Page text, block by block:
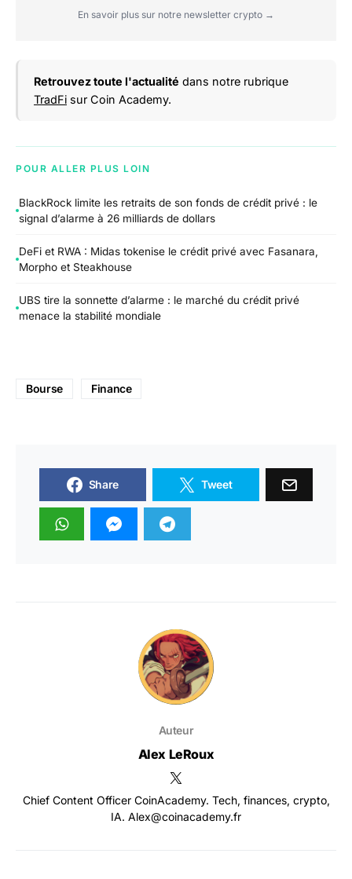
En savoir plus sur notre newsletter crypto →
Retrouvez toute l'actualité dans notre rubrique
TradFi sur Coin Academy.
POUR ALLER PLUS LOIN
BlackRock limite les retraits de son fonds de crédit privé : le
signal d’alarme à 26 milliards de dollars
DeFi et RWA : Midas tokenise le crédit privé avec Fasanara,
Morpho et Steakhouse
UBS tire la sonnette d’alarme : le marché du crédit privé
menace la stabilité mondiale
Bourse Finance
Share Tweet
Auteur
Alex LeRoux
Chief Content Officer CoinAcademy. Tech, finances, crypto,
IA. Alex@coinacademy.fr